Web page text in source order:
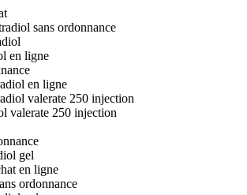
sans ordonnance
en ligne
en ligne
valerate 250 injection
valerate 250 injection
gel
en ligne
ordonnance